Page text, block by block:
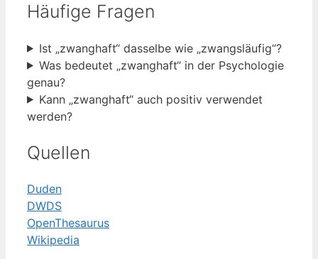
Häufige Fragen
Ist „zwanghaft“ dasselbe wie „zwangsläufig“?
Was bedeutet „zwanghaft“ in der Psychologie
genau?
Kann „zwanghaft“ auch positiv verwendet
werden?
Quellen
Duden
DWDS
OpenThesaurus
Wikipedia